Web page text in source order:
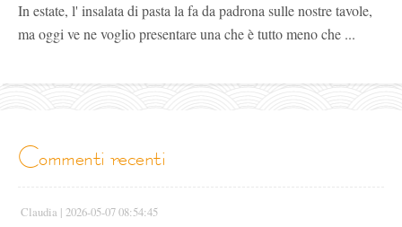
In estate, l' insalata di pasta la fa da padrona sulle nostre tavole,
ma oggi ve ne voglio presentare una che è tutto meno che ...
commenti recenti
Claudia | 2026-05-07 08:54:45